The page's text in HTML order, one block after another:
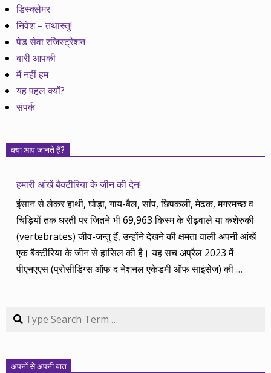
डिस्क्लेमर
निवेश – तथास्तु!
पेड सेवा रजिस्ट्रेशन
बारी आपकी
मैं नहीं हम
यह पहल क्यों?
संपर्क
क्या आप जानते हैं?
हमारी आंखें बैक्टीरिया के जीन की देन!
इंसान से लेकर हाथी, घोड़ा, गाय-बैल, सांप, छिपकली, मेढक, मगरमच्छ व
चिड़ियों तक धरती पर जितने भी 69,963 किस्म के रीढ़वाले या कशेरुकी
(vertebrates) जीव-जन्तु हैं, उन्होंने देखने की क्षमता वाली अपनी आंखें
एक बैक्टीरिया के जीन से हासिल की है। यह सच अप्रैल 2023 में
पीएनएएस (प्रोसीडिंग्स ऑफ द नेशनल एकेडमी ऑफ साइंसेज) की…
Search
अपनों से अपनी बात